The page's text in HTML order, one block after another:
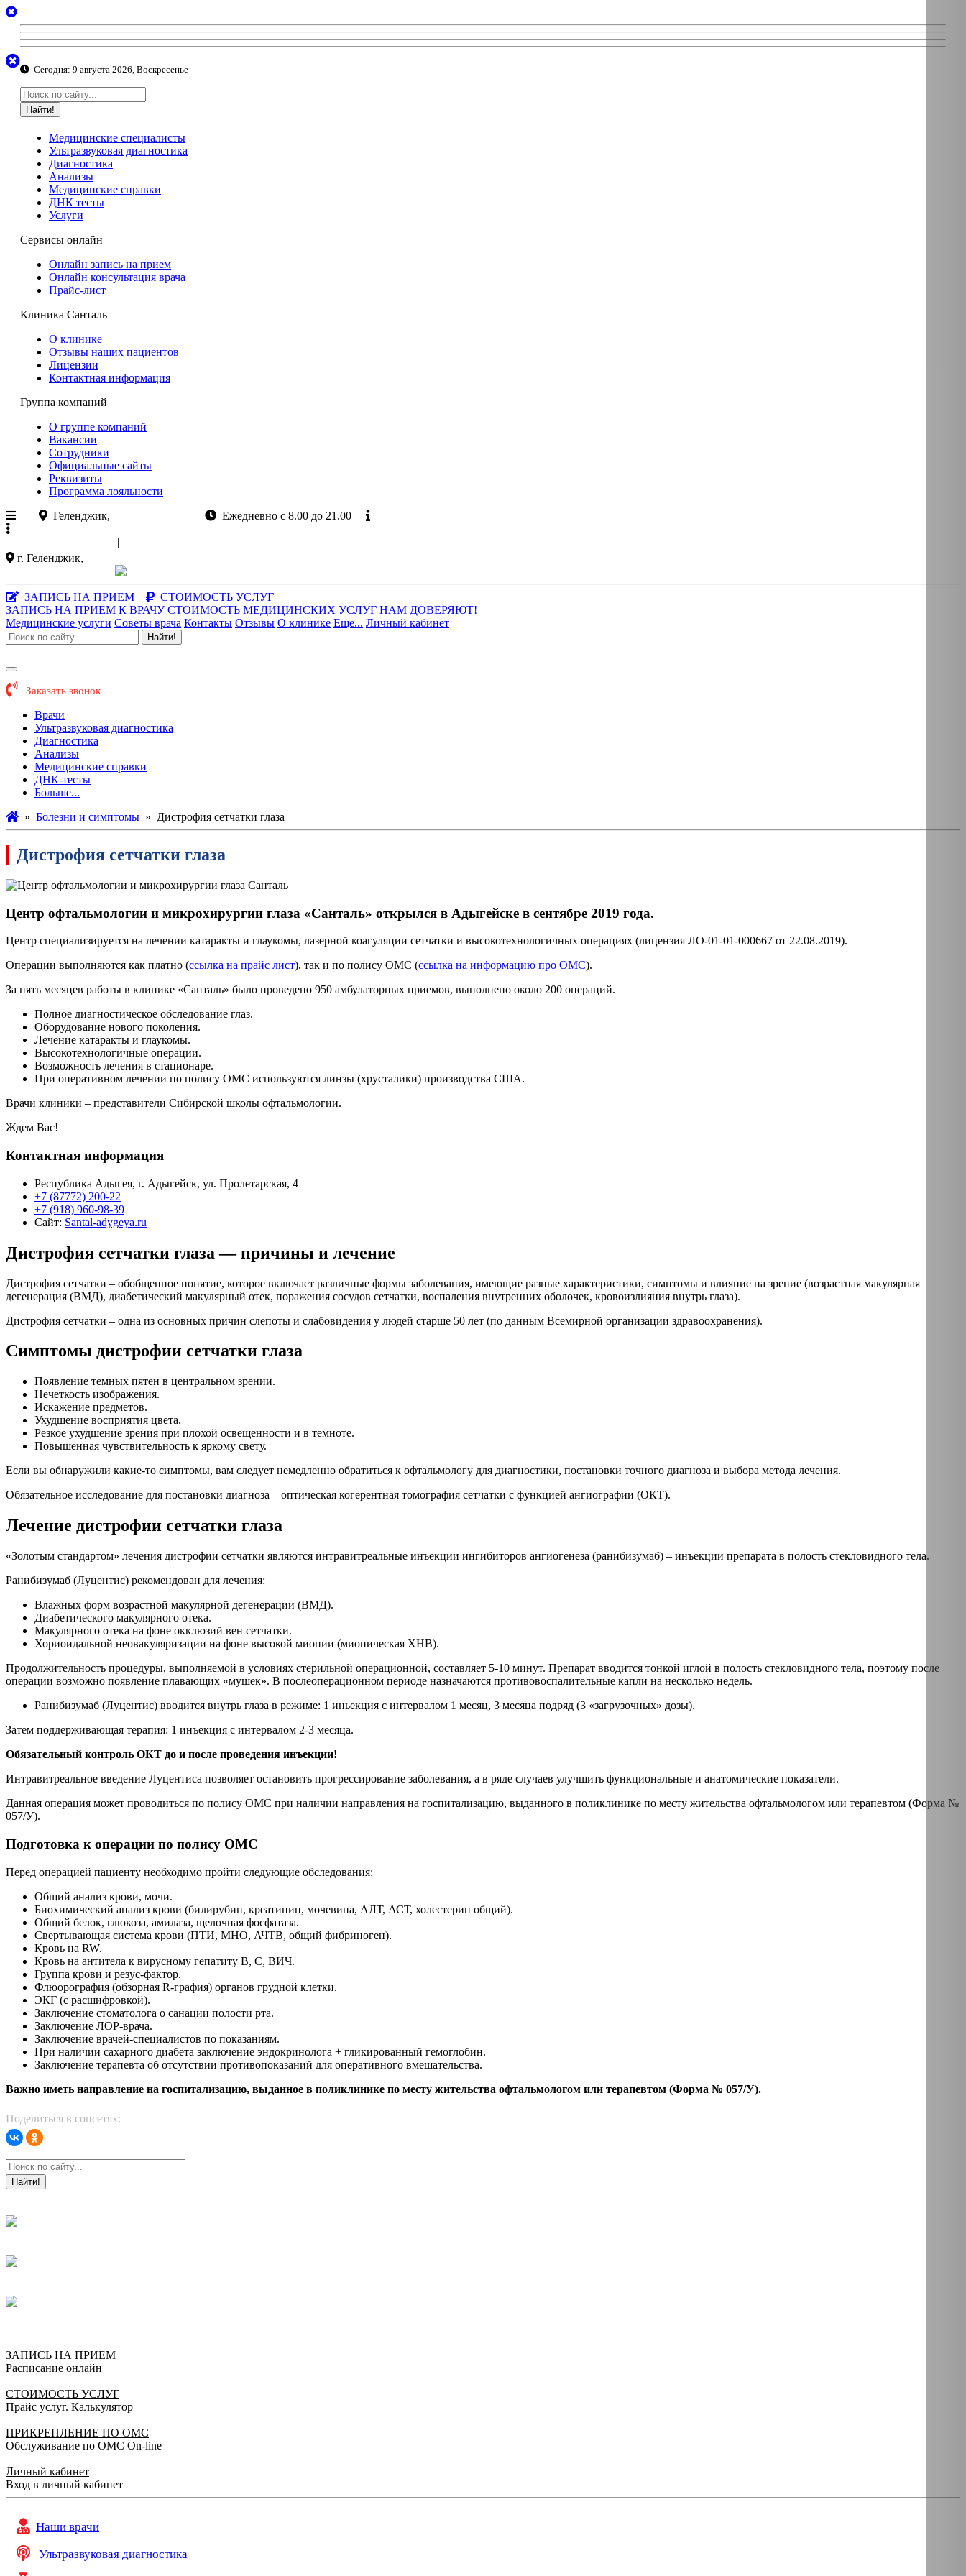
Сегодня: 9 августа 2026, Воскресенье
Найти!
Медицинские специалисты
Ультразвуковая диагностика
Диагностика
Анализы
Медицинские справки
ДНК тесты
Услуги
Сервисы онлайн
Онлайн запись на прием
Онлайн консультация врача
Прайс-лист
Клиника Санталь
О клинике
Отзывы наших пациентов
Лицензии
Контактная информация
Группа компаний
О группе компаний
Вакансии
Сотрудники
Официальные сайты
Реквизиты
Программа лояльности
Геленджик,
Ежедневно с 8.00 до 21.00
|
г. Геленджик,
ЗАПИСЬ НА ПРИЕМ
СТОИМОСТЬ УСЛУГ
ЗАПИСЬ НА ПРИЕМ К ВРАЧУ СТОИМОСТЬ МЕДИЦИНСКИХ УСЛУГ НАМ ДОВЕРЯЮТ!
Медицинские услуги Советы врача Контакты Отзывы О клинике Еще... Личный кабинет
Найти!
Заказать звонок
Врачи
Ультразвуковая диагностика
Диагностика
Анализы
Медицинские справки
ДНК-тесты
Больше...
» Болезни и симптомы » Дистрофия сетчатки глаза
Дистрофия сетчатки глаза
Центр офтальмологии и микрохирургии глаза «Санталь» открылся в Адыгейске в сентябре 2019 года.
Центр специализируется на лечении катаракты и глаукомы, лазерной коагуляции сетчатки и высокотехнологичных операциях (лицензия ЛО-01-01-000667 от 22.08.2019).
Операции выполняются как платно (ссылка на прайс лист), так и по полису ОМС (ссылка на информацию про ОМС).
За пять месяцев работы в клинике «Санталь» было проведено 950 амбулаторных приемов, выполнено около 200 операций.
Полное диагностическое обследование глаз.
Оборудование нового поколения.
Лечение катаракты и глаукомы.
Высокотехнологичные операции.
Возможность лечения в стационаре.
При оперативном лечении по полису ОМС используются линзы (хрусталики) производства США.
Врачи клиники – представители Сибирской школы офтальмологии.
Ждем Вас!
Контактная информация
Республика Адыгея, г. Адыгейск, ул. Пролетарская, 4
+7 (87772) 200-22
+7 (918) 960-98-39
Сайт: Santal-adygeya.ru
Дистрофия сетчатки глаза — причины и лечение
Дистрофия сетчатки – обобщенное понятие, которое включает различные формы заболевания, имеющие разные характеристики, симптомы и влияние на зрение (возрастная макулярная
дегенерация (ВМД), диабетический макулярный отек, поражения сосудов сетчатки, воспаления внутренних оболочек, кровоизлияния внутрь глаза).
Дистрофия сетчатки – одна из основных причин слепоты и слабовидения у людей старше 50 лет (по данным Всемирной организации здравоохранения).
Симптомы дистрофии сетчатки глаза
Появление темных пятен в центральном зрении.
Нечеткость изображения.
Искажение предметов.
Ухудшение восприятия цвета.
Резкое ухудшение зрения при плохой освещенности и в темноте.
Повышенная чувствительность к яркому свету.
Если вы обнаружили какие-то симптомы, вам следует немедленно обратиться к офтальмологу для диагностики, постановки точного диагноза и выбора метода лечения.
Обязательное исследование для постановки диагноза – оптическая когерентная томография сетчатки с функцией ангиографии (ОКТ).
Лечение дистрофии сетчатки глаза
«Золотым стандартом» лечения дистрофии сетчатки являются интравитреальные инъекции ингибиторов ангиогенеза (ранибизумаб) – инъекции препарата в полость стекловидного тела.
Ранибизумаб (Луцентис) рекомендован для лечения:
Влажных форм возрастной макулярной дегенерации (ВМД).
Диабетического макулярного отека.
Макулярного отека на фоне окклюзий вен сетчатки.
Хориоидальной неовакуляризации на фоне высокой миопии (миопическая ХНВ).
Продолжительность процедуры, выполняемой в условиях стерильной операционной, составляет 5-10 минут. Препарат вводится тонкой иглой в полость стекловидного тела, поэтому после
операции возможно появление плавающих «мушек». В послеоперационном периоде назначаются противовоспалительные капли на несколько недель.
Ранибизумаб (Луцентис) вводится внутрь глаза в режиме: 1 иньекция с интервалом 1 месяц, 3 месяца подряд (3 «загрузочных» дозы).
Затем поддерживающая терапия: 1 инъекция с интервалом 2-3 месяца.
Обязательный контроль ОКТ до и после проведения инъекции!
Интравитреальное введение Луцентиса позволяет остановить прогрессирование заболевания, а в ряде случаев улучшить функциональные и анатомические показатели.
Данная операция может проводиться по полису ОМС при наличии направления на госпитализацию, выданного в поликлинике по месту жительства офтальмологом или терапевтом (Форма №
057/У).
Подготовка к операции по полису ОМС
Перед операцией пациенту необходимо пройти следующие обследования:
Общий анализ крови, мочи.
Биохимический анализ крови (билирубин, креатинин, мочевина, АЛТ, АСТ, холестерин общий).
Общий белок, глюкоза, амилаза, щелочная фосфатаза.
Свертывающая система крови (ПТИ, МНО, АЧТВ, общий фибриноген).
Кровь на RW.
Кровь на антитела к вирусному гепатиту В, С, ВИЧ.
Группа крови и резус-фактор.
Флюорография (обзорная R-графия) органов грудной клетки.
ЭКГ (с расшифровкой).
Заключение стоматолога о санации полости рта.
Заключение ЛОР-врача.
Заключение врачей-специалистов по показаниям.
При наличии сахарного диабета заключение эндокринолога + гликированный гемоглобин.
Заключение терапевта об отсутствии противопоказаний для оперативного вмешательства.
Важно иметь направление на госпитализацию, выданное в поликлинике по месту жительства офтальмологом или терапевтом (Форма № 057/У).
Поделиться в соцсетях:
Найти!
ЗАПИСЬ НА ПРИЕМ
Расписание онлайн
СТОИМОСТЬ УСЛУГ
Прайс услуг. Калькулятор
ПРИКРЕПЛЕНИЕ ПО ОМС
Обслуживание по ОМС On-line
Личный кабинет
Вход в личный кабинет
Наши врачи
Ультразвуковая диагностика